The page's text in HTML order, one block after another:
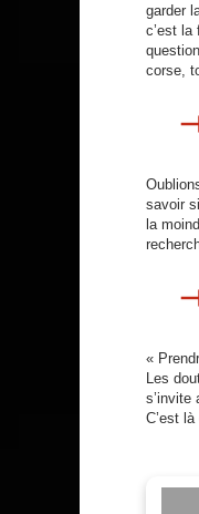
garder
c’est
corse,
savoir
la
«
Les
s’invite
C’est